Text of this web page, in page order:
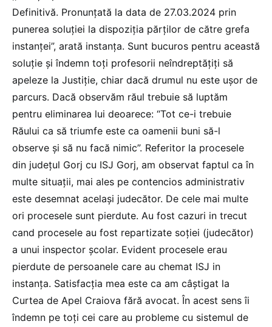
Definitivă. Pronunţată la data de 27.03.2024 prin
punerea soluţiei la dispoziţia părţilor de către grefa
instanţei”, arată instanța. Sunt bucuros pentru această
soluție și îndemn toți profesorii neîndreptățiți să
apeleze la Justiție, chiar dacă drumul nu este ușor de
parcurs. Dacă observăm răul trebuie să luptăm
pentru eliminarea lui deoarece: “Tot ce-i trebuie
Răului ca să triumfe este ca oamenii buni să-l
observe și să nu facă nimic”. Referitor la procesele
din județul Gorj cu ISJ Gorj, am observat faptul ca în
multe situații, mai ales pe contencios administrativ
este desemnat același judecător. De cele mai multe
ori procesele sunt pierdute. Au fost cazuri in trecut
cand procesele au fost repartizate soției (judecător)
a unui inspector școlar. Evident procesele erau
pierdute de persoanele care au chemat ISJ in
instanța. Satisfacția mea este ca am câștigat la
Curtea de Apel Craiova fără avocat. În acest sens îi
îndemn pe toți cei care au probleme cu sistemul de